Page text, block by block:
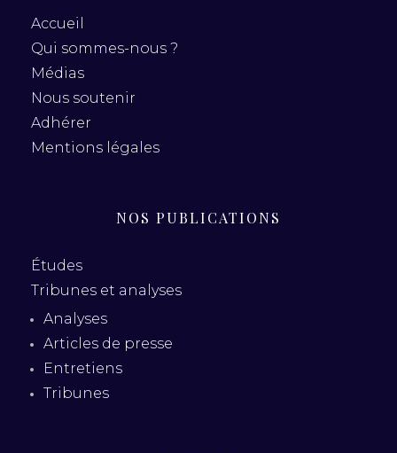
Accueil
Qui sommes-nous ?
Médias
Nous soutenir
Adhérer
Mentions légales
NOS PUBLICATIONS
Études
Tribunes et analyses
Analyses
Articles de presse
Entretiens
Tribunes